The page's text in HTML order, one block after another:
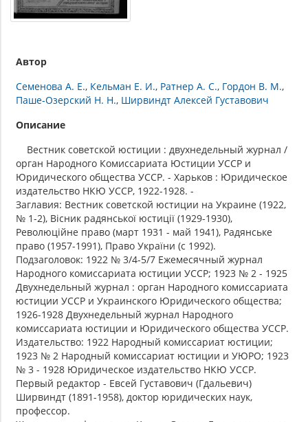
Автор
Семенова А. Е. Кельман Е. И. Ратнер А. С. Гордон В. М.
Паше-Озерский Н. Н. Ширвиндт Алексей Густавович
Описание
Вестник советской юстиции : двухнедельный журнал /
орган Народного Комиссариата Юстиции УССР и
Юридического общества УССР. - Харьков : Юридическое
издательство НКЮ УССР, 1922-1928. -
Заглавия: Вестник советской юстиции на Украине (1922,
№ 1-2), Вісник радянської юстиції (1929-1930),
Революційне право (март 1931 - май 1941), Радянське
право (1957-1991), Право України (с 1992).
Подзаголовок: 1922 № 3/4-5/7 Ежемесячный журнал
Народного комиссариата юстиции УССР; 1923 № 2 - 1925
Двухнедельный журнал : орган Народного комиссариата
юстиции УССР и Украинского Юридического общества;
1926-1928 Двухнедельный журнал Народного
комиссариата юстиции и Юридического общества УССР.
Издательство: 1922 Народный комиссариат юстиции;
1923 № 2 Народный комиссариат юстиции и УЮРО; 1923
№ 3 - 1928 Юридическое издательство НКЮ УССР.
Первый редактор - Евсей Густавович (Гдальевич)
Ширвиндт (1891-1958), доктор юридических наук,
профессор.